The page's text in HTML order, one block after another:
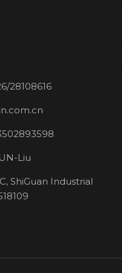
28108616
Liu
ShiGuan Industrial